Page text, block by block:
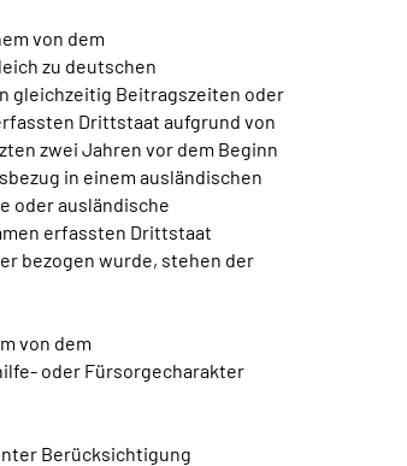
von dem
zu deutschen
gleichzeitig Beitragszeiten oder
Drittstaat aufgrund von
zwei Jahren vor dem Beginn
in einem ausländischen
oder ausländische
erfassten Drittstaat
bezogen wurde, stehen der
von dem
oder Fürsorgecharakter
Berücksichtigung